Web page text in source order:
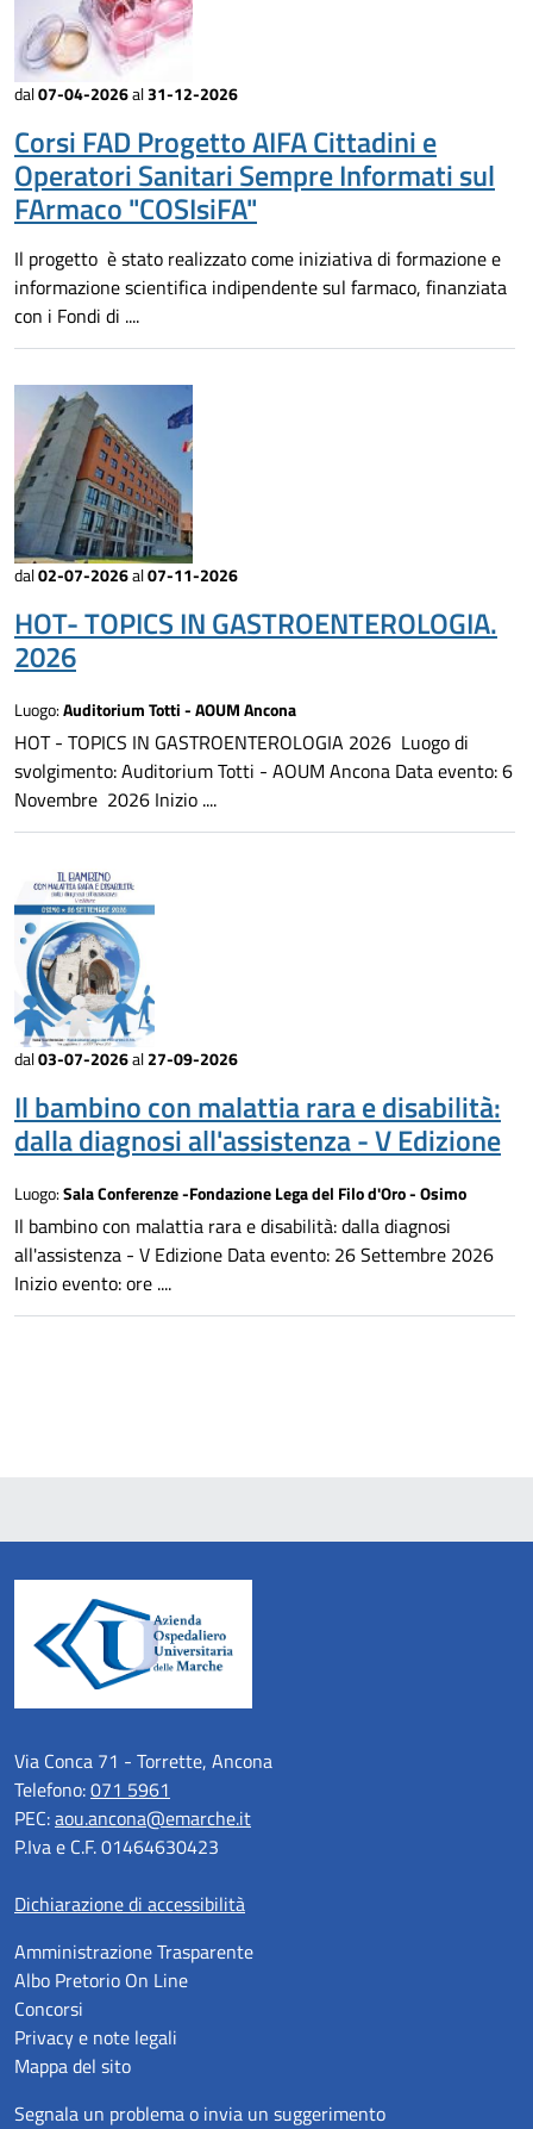
dal07-04-2026al31-12-2026
Corsi FAD Progetto AIFA Cittadini e
Operatori Sanitari Sempre Informati sul
FArmaco "COSIsiFA"
Il progetto è stato realizzato come iniziativa di formazione e
informazione scientifica indipendente sul farmaco, finanziata
con i Fondi di ....
dal02-07-2026al07-11-2026
HOT- TOPICS IN GASTROENTEROLOGIA.
2026
Luogo:Auditorium Totti - AOUM Ancona
HOT - TOPICS IN GASTROENTEROLOGIA 2026 Luogo di
svolgimento: Auditorium Totti - AOUM Ancona Data evento: 6
Novembre 2026 Inizio ....
dal03-07-2026al27-09-2026
Il bambino con malattia rara e disabilità:
dalla diagnosi all'assistenza - V Edizione
Luogo:Sala Conferenze -Fondazione Lega del Filo d'Oro - Osimo
Il bambino con malattia rara e disabilità: dalla diagnosi
all'assistenza - V Edizione Data evento: 26 Settembre 2026
Inizio evento: ore ....
Via Conca 71 - Torrette, Ancona
Telefono:071 5961
PEC:aou.ancona@emarche.it
P.Iva e C.F. 01464630423
Dichiarazione di accessibilità
Amministrazione Trasparente
Albo Pretorio On Line
Concorsi
Privacy e note legali
Mappa del sito
Segnala un problema o invia un suggerimento